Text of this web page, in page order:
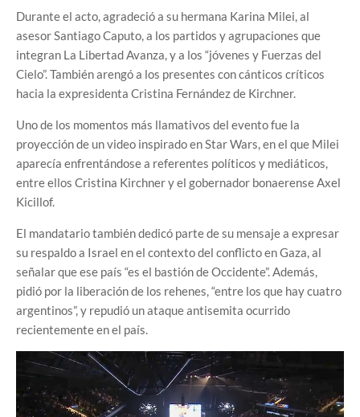
Durante el acto, agradeció a su hermana Karina Milei, al
asesor Santiago Caputo, a los partidos y agrupaciones que
integran La Libertad Avanza, y a los “jóvenes y Fuerzas del
Cielo”. También arengó a los presentes con cánticos críticos
hacia la expresidenta Cristina Fernández de Kirchner.
Uno de los momentos más llamativos del evento fue la
proyección de un video inspirado en Star Wars, en el que Milei
aparecía enfrentándose a referentes políticos y mediáticos,
entre ellos Cristina Kirchner y el gobernador bonaerense Axel
Kicillof.
El mandatario también dedicó parte de su mensaje a expresar
su respaldo a Israel en el contexto del conflicto en Gaza, al
señalar que ese país “es el bastión de Occidente”. Además,
pidió por la liberación de los rehenes, “entre los que hay cuatro
argentinos”, y repudió un ataque antisemita ocurrido
recientemente en el país.